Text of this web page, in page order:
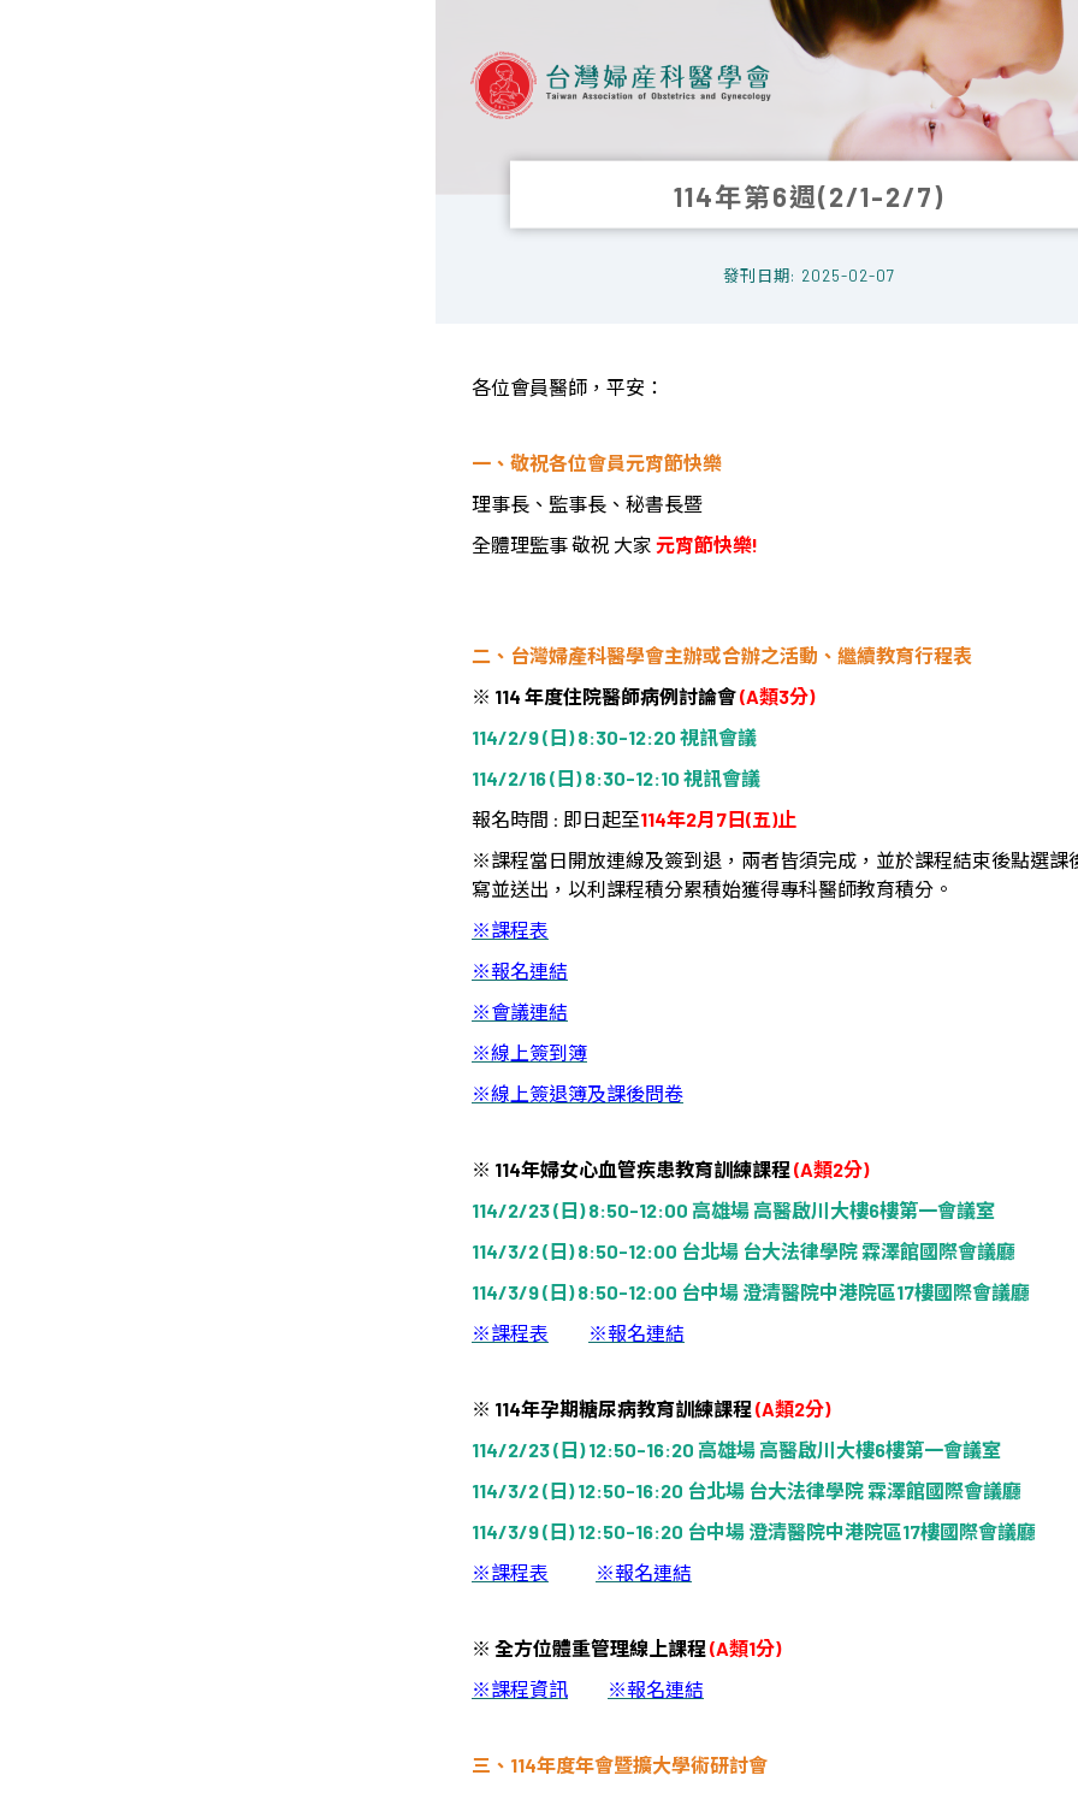
114年第6週(2/1-2/7)
發刊日期: 2025-02-07
各位會員醫師，平安：
一、敬祝各位會員元宵節快樂
理事長、監事長、秘書長暨
全體理監事敬祝 大家 元宵節快樂!
二、台灣婦產科醫學會主辦或合辦之活動、繼續教育行程表
※ 114 年度住院醫師病例討論會(A類3分)
114/2/9 ( 日 ) 8:30-12:20 視訊會議
114/2/16 ( 日 ) 8:30-12:10 視訊會議
報名時間 : 即日起至114年2月 7 日 (五)止
※課程當日開放連線及簽到退，兩者皆須完成，並於課程結束後點選課
寫並送出，以利課程積分累積始獲得專科醫師教育積分。
※課程表
※報名連結
※會議連結
※線上簽到簿
※線上簽退簿及課後問卷
※ 114年婦女心血管疾患教育訓練課程 (A類2分)
114/2/23 ( 日 ) 8:50-12:00 高雄場高醫啟川大樓6樓第一會議室
114/3/2 ( 日 ) 8:50-12:00 台北場 台大法律學院 霖澤館國際會議廳
114/3/9 ( 日 ) 8:50-12:00 台中場 澄清醫院中港院區17樓國際會議廳
※課程表 ※報名連結
※ 114年孕期糖尿病教育訓練課程 (A類2分)
114/2/23 ( 日 ) 12:50-16:20 高雄場高醫啟川大樓6樓第一會議室
114/3/2 ( 日 ) 12:50-16:20 台北場 台大法律學院 霖澤館國際會議廳
114/3/9 ( 日 ) 12:50-16:20 台中場 澄清醫院中港院區17樓國際會議廳
※課程表 ※報名連結
※ 全方位體重管理線上課程 (A類1分)
※課程資訊 ※報名連結
三、 114年度年會暨擴大學術研討會